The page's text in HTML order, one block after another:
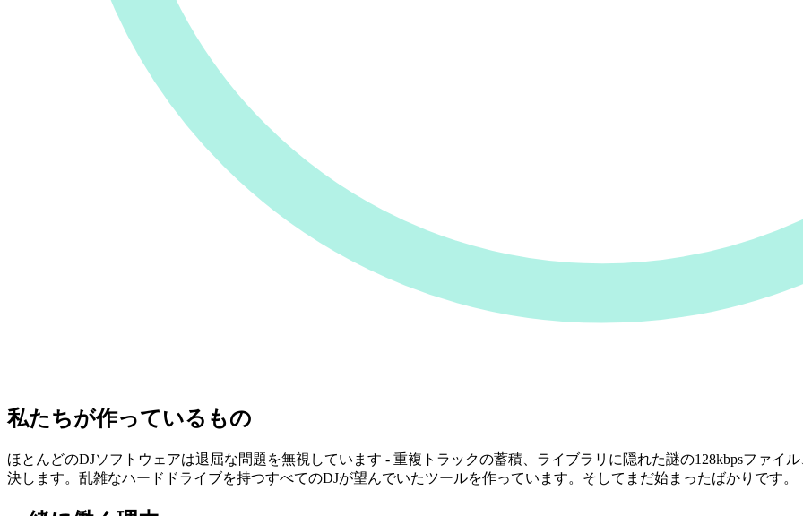
私たちが作っているもの
ほとんどのDJソフトウェアは退屈な問題を無視しています - 重複トラックの蓄積、ライブラリに隠れた謎の128kbpsファイ
決します。乱雑なハードドライブを持つすべてのDJが望んでいたツールを作っています。そしてまだ始まったばかりです。